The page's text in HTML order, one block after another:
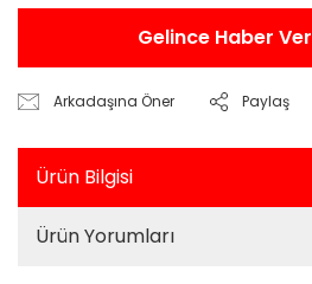
Gelince Haber Ver
Arkadaşına Öner Paylaş
Ürün Bilgisi
Ürün Yorumları